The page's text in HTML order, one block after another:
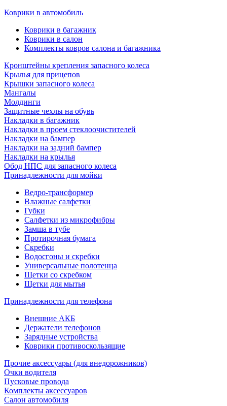
Коврики в автомобиль
Коврики в багажник
Коврики в салон
Комплекты ковров салона и багажника
Кронштейны крепления запасного колеса
Крылья для прицепов
Крышки запасного колеса
Мангалы
Молдинги
Защитные чехлы на обувь
Накладки в багажник
Накладки в проем стеклоочистителей
Накладки на бампер
Накладки на задний бампер
Накладки на крылья
Обод НПС для запасного колеса
Принадлежности для мойки
Ведро-трансформер
Влажные салфетки
Губки
Салфетки из микрофибры
Замша в тубе
Протирочная бумага
Скребки
Водосгоны и скребки
Универсальные полотенца
Щетки со скребком
Щетки для мытья
Принадлежности для телефона
Внешние АКБ
Держатели телефонов
Зарядные устройства
Коврики противоскользящие
Прочие аксессуары (для внедорожников)
Очки водителя
Пусковые провода
Комплекты аксессуаров
Салон автомобиля